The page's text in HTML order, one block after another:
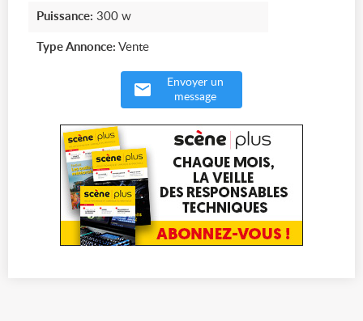
Puissance: 300 w
Type Annonce: Vente
Envoyer un
message